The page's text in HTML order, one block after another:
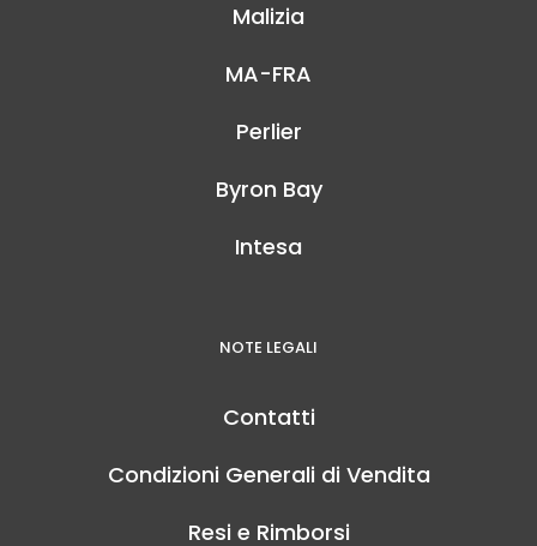
Malizia
MA-FRA
Perlier
Byron Bay
Intesa
NOTE LEGALI
Contatti
Condizioni Generali di Vendita
Resi e Rimborsi